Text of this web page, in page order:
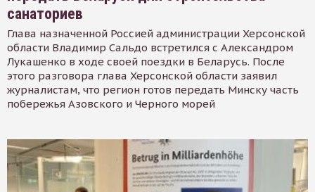
санаториев
Глава назначенной Россией администрации Херсонской
области Владимир Сальдо встретился с Александром
Лукашенко в ходе своей поездки в Беларусь. После
этого разговора глава Херсонской области заявил
журналистам, что регион готов передать Минску часть
побережья Азовского и Черного морей